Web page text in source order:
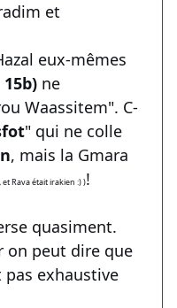
et
eux-mêmes
ne
Waassitem". C-
" qui ne colle
, mais la Gmara
Rava était irakien :) )!
quasiment.
on peut dire que
pas exhaustive